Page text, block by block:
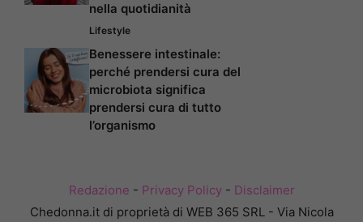
nella quotidianità
Lifestyle
Benessere intestinale:
perché prendersi cura del
microbiota significa
prendersi cura di tutto
l’organismo
Redazione - Privacy Policy- Disclaimer
Chedonna.it di proprietà di WEB 365 SRL - Via Nicola